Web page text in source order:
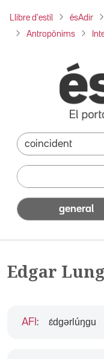
Llibre d'estil ésAdir
Antropònims
general
Edgar
AFI : ɛ́dgərlúŋgu